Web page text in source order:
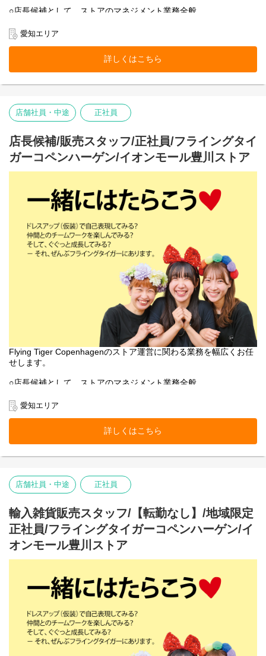
○店長候補として、ストアのマネジメント業務全般
○採用/教育全般
○ストア業務管理
-品出し
-ディスプレイ
-在庫管理・発注・検品
フライング タイガー コペンハーゲンの店内は、カテゴリー別にい
くつかのエリアに分かれています。
各エリアの責任者がカテゴリーマネージャーと呼ばれる社員で
す。
本店所在地及び本社・営業本部：
Zebra Japan株式会社（東京都渋谷区神宮前2-22-16）
愛知エリア
詳しくはこちら
店舗社員・中途 正社員
店長候補/販売スタッフ/正社員/フライングタイ
ガーコペンハーゲン/イオンモール豊川ストア
Flying Tiger Copenhagenのストア運営に関わる業務を幅広くお任
せします。
○店長候補として、ストアのマネジメント業務全般
○採用/教育全般
○ストア業務管理
-品出し
-ディスプレイ
-在庫管理・発注・検品
フライング タイガー コペンハーゲンの店内は、カテゴリー別にい
くつかのエリアに分かれています。
各エリアの責任者がカテゴリーマネージャーと呼ばれる社員で
す。
入社後は、まずカテゴリーマネージャーを目指していただきま
す。
本店所在地及び本社・営業本部：
愛知エリア
詳しくはこちら
店舗社員・中途 正社員
輸入雑貨販売スタッフ/【転勤なし】/地域限定
正社員/フライングタイガーコペンハーゲン/イ
オンモール豊川ストア